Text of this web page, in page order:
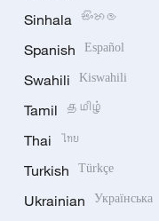
Sinhala සිංහල
Spanish Español
Swahili Kiswahili
Tamil தமிழ்
Thai ไทย
Turkish Türkçe
Ukrainian Українська